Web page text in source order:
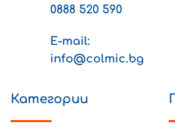
0888 520 590
E-mail:
info@colmic.bg
Категории